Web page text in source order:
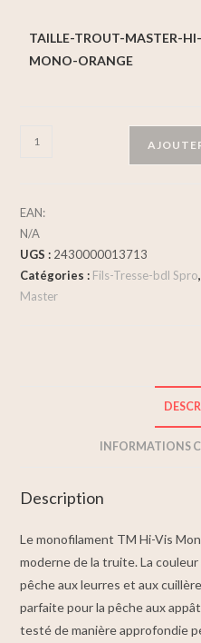
TAILLE-TROUT-MASTER-
MONO-ORANGE
EAN:
N/A
UGS : 2430000013713
Catégories : Fils-Tresse-bdl Spro,
Master
INFORMATIONS
Description
Le monofilament TM Hi-Vis
moderne de la truite. La
pêche aux leurres et aux
parfaite pour la pêche aux
testé de manière approfondie